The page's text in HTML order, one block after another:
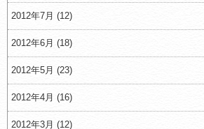
2012年7月 (12)
2012年6月 (18)
2012年5月 (23)
2012年4月 (16)
2012年3月 (12)